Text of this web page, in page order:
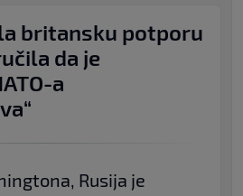
britansku potporu
da je
a
Rusija je